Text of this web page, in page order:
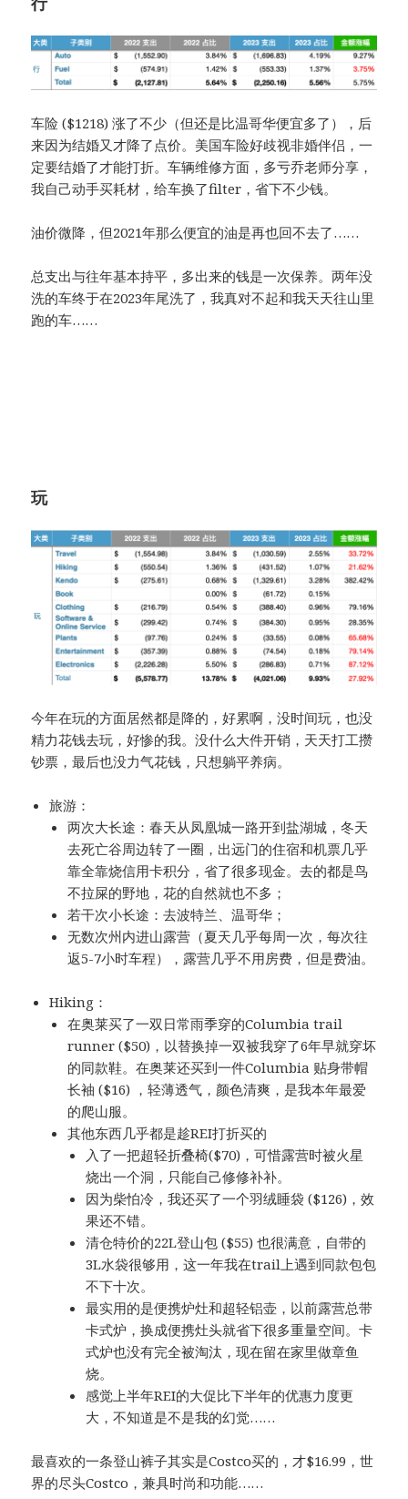
车险 ($1218) 涨了不少（但还是比温哥华便宜多了），后
来因为结婚又才降了点价。美国车险好歧视非婚伴侣，一
定要结婚了才能打折。车辆维修方面，多亏乔老师分享，
我自己动手买耗材，给车换了filter，省下不少钱。
油价微降，但2021年那么便宜的油是再也回不去了……
总支出与往年基本持平，多出来的钱是一次保养。两年没
洗的车终于在2023年尾洗了，我真对不起和我天天往山里
跑的车……
玩
今年在玩的方面居然都是降的，好累啊，没时间玩，也没
精力花钱去玩，好惨的我。没什么大件开销，天天打工攒
钞票，最后也没力气花钱，只想躺平养病。
旅游：
两次大长途：春天从凤凰城一路开到盐湖城，冬天
去死亡谷周边转了一圈，出远门的住宿和机票几乎
靠全靠烧信用卡积分，省了很多现金。去的都是鸟
不拉屎的野地，花的自然就也不多；
若干次小长途：去波特兰、温哥华；
无数次州内进山露营（夏天几乎每周一次，每次往
返5-7小时车程），露营几乎不用房费，但是费油。
Hiking：
在奥莱买了一双日常雨季穿的Columbia trail
runner ($50)，以替换掉一双被我穿了6年早就穿坏
的同款鞋。在奥莱还买到一件Columbia 贴身带帽
长袖 ($16) ，轻薄透气，颜色清爽，是我本年最爱
的爬山服。
其他东西几乎都是趁REI打折买的
入了一把超轻折叠椅($70)，可惜露营时被火星
烧出一个洞，只能自己修修补补。
因为柴怕冷，我还买了一个羽绒睡袋 ($126)，效
果还不错。
清仓特价的22L登山包 ($55) 也很满意，自带的
3L水袋很够用，这一年我在trail上遇到同款包包
不下十次。
最实用的是便携炉灶和超轻铝壶，以前露营总带
卡式炉，换成便携灶头就省下很多重量空间。卡
式炉也没有完全被淘汰，现在留在家里做章鱼
烧。
感觉上半年REI的大促比下半年的优惠力度更
大，不知道是不是我的幻觉……
最喜欢的一条登山裤子其实是Costco买的，才$16.99，世
界的尽头Costco，兼具时尚和功能……